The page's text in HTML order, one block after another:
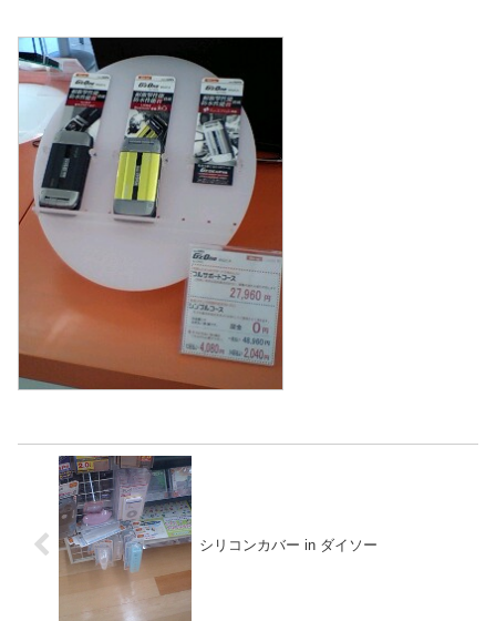
シリコンカバー in ダイソー